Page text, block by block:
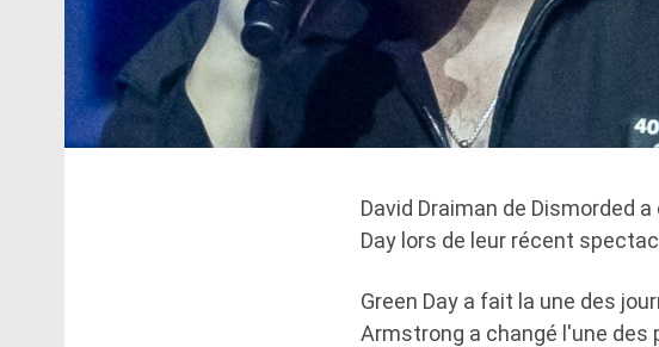
David Draiman de Dismorded
Day lors de leur récent
Green Day a fait la une des
Armstrong a changé l'une des